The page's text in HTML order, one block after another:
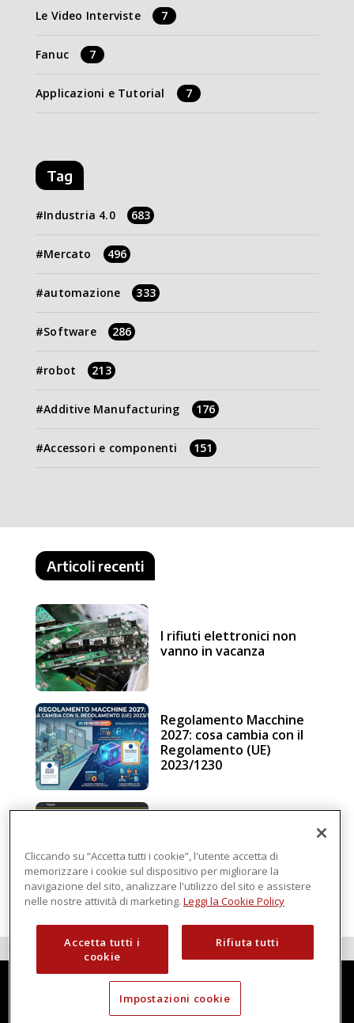
Le Video Interviste 7
Fanuc 7
Applicazioni e Tutorial 7
Tag
Industria 4.0 683
Mercato 496
automazione 333
Software 286
robot 213
Additive Manufacturing 176
Accessori e componenti 151
Articoli recenti
I rifiuti elettronici non
vanno in vacanza
Regolamento Macchine
2027: cosa cambia con il
Regolamento (UE)
2023/1230
intelligenza in cloud
Cliccando su “Accetta tutti i cookie”, l'utente accetta di
memorizzare i cookie sul dispositivo per migliorare la
navigazione del sito, analizzare l'utilizzo del sito e assistere
nelle nostre attività di marketing. Leggi la Cookie Policy
Accetta tutti i
cookie
Rifiuta tutti
Impostazioni cookie